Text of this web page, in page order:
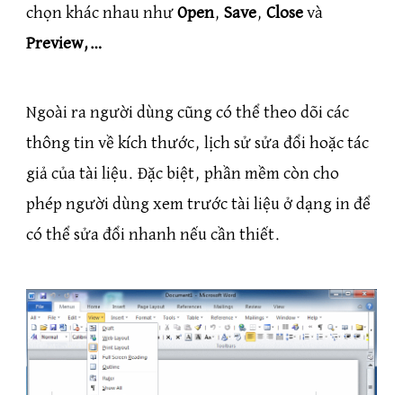
chọn khác nhau như Open, Save, Closevà
Preview,…
Ngoài ra người dùng cũng có thể theo dõi các
thông tin về kích thước, lịch sử sửa đổi hoặc tác
giả của tài liệu. Đặc biệt, phần mềm còn cho
phép người dùng xem trước tài liệu ở dạng in để
có thể sửa đổi nhanh nếu cần thiết.